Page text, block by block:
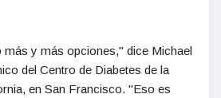
más y más opciones," dice Michael
del Centro de Diabetes de la
en San Francisco. "Eso es